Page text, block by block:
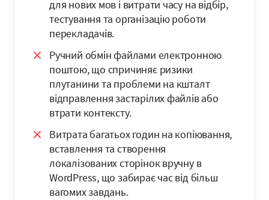
для нових мов і витрати часу на відбір,
тестування та організацію роботи
перекладачів.
Ручний обмін файлами електронною
поштою, що спричиняє ризики
плутанини та проблеми на кшталт
відправлення застарілих файлів або
втрати контексту.
Витрата багатьох годин на копіювання,
вставлення та створення
локалізованих сторінок вручну в
WordPress, що забирає час від більш
вагомих завдань.